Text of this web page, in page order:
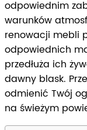
odpowiednim
warunków
renowacji mebli
odpowiednich
przedłuża ich
dawny blask.
odmienić Twój
na świeżym